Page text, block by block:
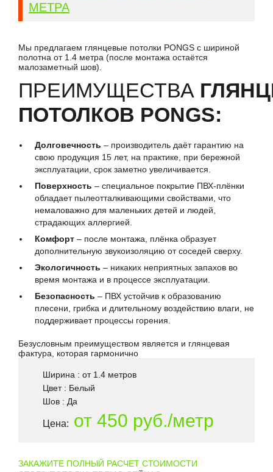
МЕТРА
Мы предлагаем глянцевые потолки PONGS с шириной
полотна от 1.4 метра (после монтажа остаётся
малозаметный шов).
ПРЕИМУЩЕСТВА
ПОТОЛКОВ PONGS:
Долговечность – производитель даёт гарантию на
свою продукция 15 лет, на практике, при бережной
эксплуатации, срок заметно увеличивается.
Поверхность – специальное покрытие ПВХ-плёнки
обладает пылеотталкивающими свойствами, что
немаловажно для маленьких детей и людей,
страдающих аллергией.
Комфорт – после монтажа, плёнка образует
дополнительную звукоизоляцию от соседей сверху.
Экологичность – никаких неприятных запахов во
время монтажа и в процессе эксплуатации.
Безопасность – ПВХ устойчив к образованию
плесени, грибка и длительному воздействию влаги, не
поддерживает процессы горения.
Безусловным преимуществом является и глянцевая
фактура, которая гармонично
Ширина : от 1.4 метров
Цвет : Белый
Шов : Да
Цена: от 450 руб./метр
ЗАКАЖИТЕ ПОЛНЫЙ РАСЧЕТ СТОИМОСТИ